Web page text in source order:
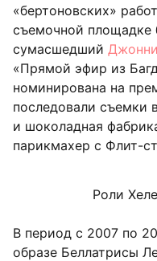
«бертоновских»
съемочной площадке
сумасшедший
«Прямой эфир из
номинирована на
последовали съемки
и шоколадная
парикмахер с Флит-
Роли
В период с 2007 по
образе Беллатрисы